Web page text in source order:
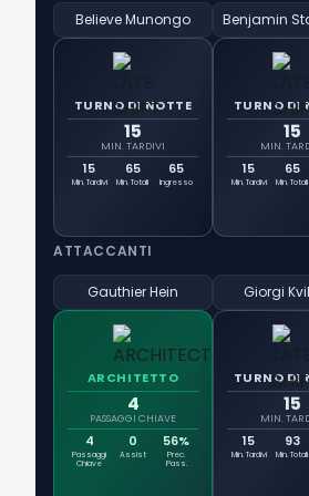
Believe Munongo
TURNO DI NOTTE
15
MIN. TARDIVI
15
Min. Tardivi
65
Min. Totali
65
Ingresso
Benjamin
TURNO DI
15
MIN.
15
Min. Tardivi
65
Min. Totali
ATTACCANTI
Gauthier Hein
ARCHITETTO
4
PASSAGGI CHIAVE
4
Passaggi
Chiave
0
Assist
56%
Prec.
Pass.
Giorgi
TURNO DI
15
MIN.
15
Min. Tardivi
93
Min. Totali